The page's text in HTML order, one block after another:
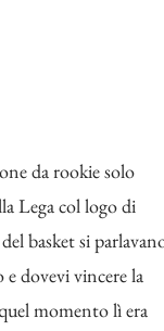
da rookie solo
Lega col logo di
basket si
dovevi vincere la
momento lì era